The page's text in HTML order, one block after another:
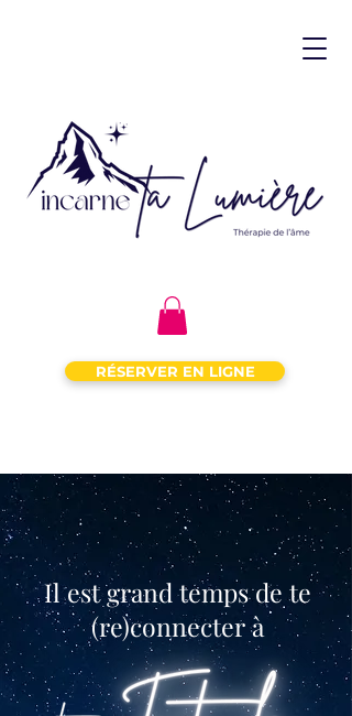
RÉSERVER EN LIGNE
Il est grand temps de te
(re)connecter à